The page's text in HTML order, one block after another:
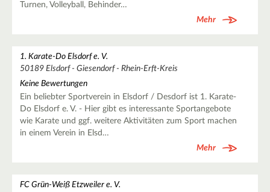
Turnen, Volleyball, Behinder…
Mehr
1. Karate-Do Elsdorf e. V.
50189 Elsdorf - Giesendorf - Rhein-Erft-Kreis
Keine Bewertungen
Ein beliebter Sportverein in Elsdorf / Desdorf ist 1. Karate-
Do Elsdorf e. V. - Hier gibt es interessante Sportangebote
wie Karate und ggf. weitere Aktivitäten zum Sport machen
in einem Verein in Elsd…
Mehr
FC Grün-Weiß Etzweiler e. V.